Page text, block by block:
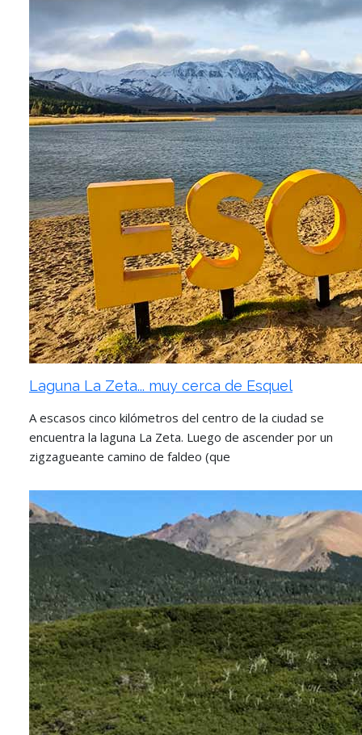
Laguna La Zeta... muy cerca de Esquel
A escasos cinco kilómetros del centro de la ciudad se
encuentra la laguna La Zeta. Luego de ascender por un
zigzagueante camino de faldeo (que